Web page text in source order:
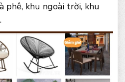
phê, khu ngoài trời, khu